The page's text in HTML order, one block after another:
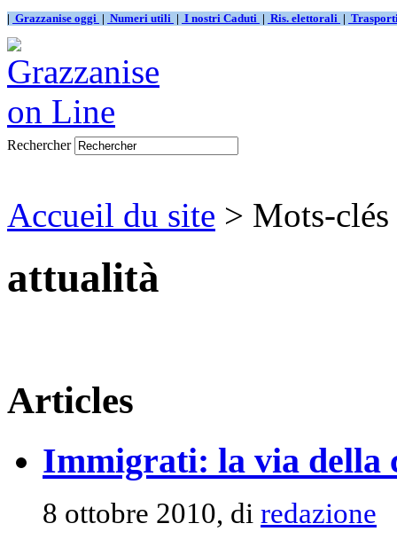
| Grazzanise oggi | Numeri utili | I nostri Caduti | Ris. elettorali |
Rechercher
Accueil du site > Mots-
attualità
Articles
Immigrati: la via della
8 ottobre 2010, di redazione